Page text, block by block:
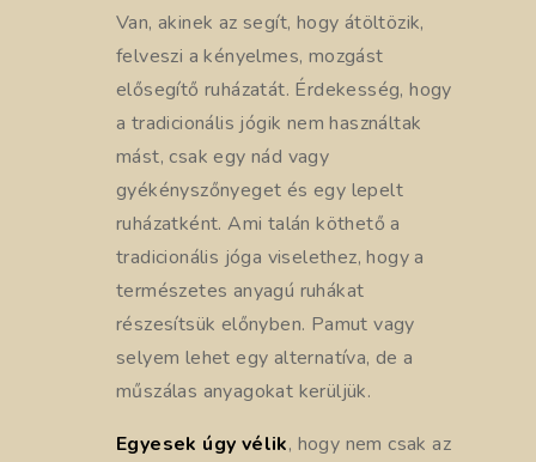
Van, akinek az segít, hogy átöltözik,
felveszi a kényelmes, mozgást
elősegítő ruházatát. Érdekesség, hogy
a tradicionális jógik nem használtak
mást, csak egy nád vagy
gyékényszőnyeget és egy lepelt
ruházatként. Ami talán köthető a
tradicionális jóga viselethez, hogy a
természetes anyagú ruhákat
részesítsük előnyben. Pamut vagy
selyem lehet egy alternatíva, de a
műszálas anyagokat kerüljük.
Egyesek úgy vélik, hogy nem csak az